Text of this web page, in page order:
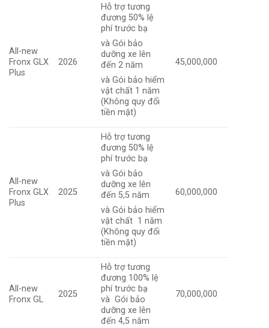
All-new
Fronx GLX
Plus
2026
Hỗ trợ tương
đương 50% lệ
phí trước bạ
và Gói bảo
dưỡng xe lên
đến 2 năm
và Gói bảo hiểm
vật chất 1 năm
(Không quy đổi
tiền mặt)
45,000,000
All-new
Fronx GLX
Plus
2025
Hỗ trợ tương
đương 50% lệ
phí trước bạ
và Gói bảo
dưỡng xe lên
đến 5,5 năm
và Gói bảo hiểm
vật chất 1 năm
(Không quy đổi
tiền mặt)
60,000,000
All-new
Fronx GL
2025
Hỗ trợ tương
đương 100% lệ
phí trước bạ
và Gói bảo
dưỡng xe lên
đến 4,5 năm
70,000,000